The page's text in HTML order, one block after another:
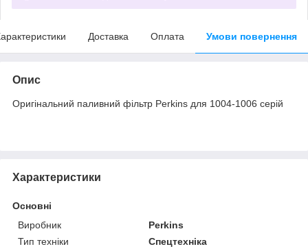
Доставка Оплата Умови повернення
Опис
Оригінальний паливний фільтр Perkins для 1004-1006 серій
Характеристики
Основні
Виробник
Perkins
Тип техніки
Спецтехніка